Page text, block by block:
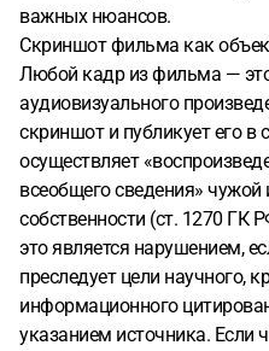
важных нюансов.
Скриншот фильма как
Любой кадр из фильма —
аудиовизуального
скриншот и публикует его в
осуществляет
всеобщего сведения» чужой
собственности (ст. 1270 ГК
это является нарушением,
преследует цели научного,
информационного
указанием источника. Если